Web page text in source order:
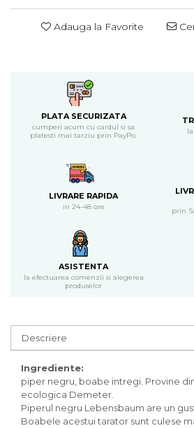
Piure bio din fructe
Dulciuri si batoane bio
Bomboane bio
Guma de mestecat bio
Jeleuri bio
Fructe, nuci, alune si seminte
Nuci si alune bio
Seminte bio pentru germinat
Ingrediente patiserie bio
Budinca bio
Ingrediente bio pentru copt
Masline bio si antipasti
Antipasti bio
Masline bio
Pesto bio
Musli si terci
Adauga la Favorite
PLATA SECURIZATA
cumperi acum cu cardul si sa
platesti mai tarziu prin PayPo.
LIVRARE RAPIDA
in 24-48 ore prin
ASISTENTA
la efectuarea comenzii si alegerea
produselor
Descriere
Ingrediente:
piper negru, boabe intregi. Provine
ecologica Demeter.
Piperul negru Lebensbaum are un
Boabele acestui tarator sunt culese